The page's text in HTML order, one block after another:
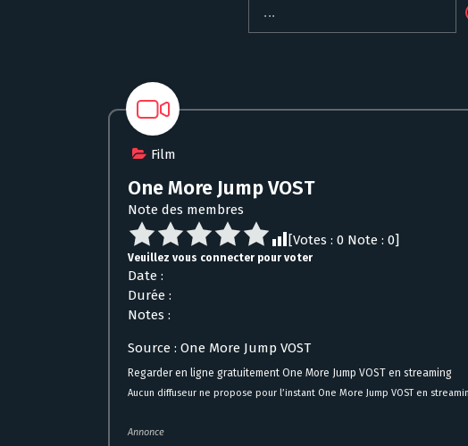
Film
One More Jump VOST
Note des membres
[Votes : 0 Note : 0]
Veuillez vous connecter pour voter
Date :
Durée :
Notes :
Source : One More Jump VOST
Regarder en ligne gratuitement One More Jump VOST en streaming
Aucun diffuseur ne propose pour l’instant One More Jump VOST en
Annonce